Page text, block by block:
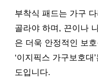
부착식 패드는 가구
골라야 하며, 끈이나
은 더욱 안정적인 보
‘이지픽스 가구보호대
도입니다.